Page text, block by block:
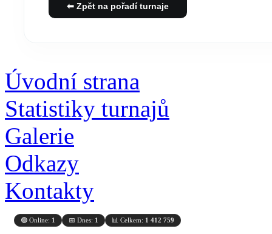
⬅ Zpět na pořadí turnaje
Úvodní strana
Statistiky turnajů
Galerie
Odkazy
Kontakty
🟢 Online: 1 📅 Dnes: 1 📊 Celkem: 1 412 759